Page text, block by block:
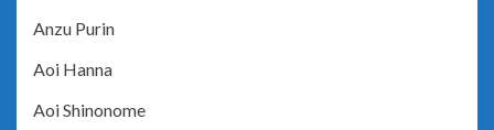
Anzu Purin
Aoi Hanna
Aoi Shinonome